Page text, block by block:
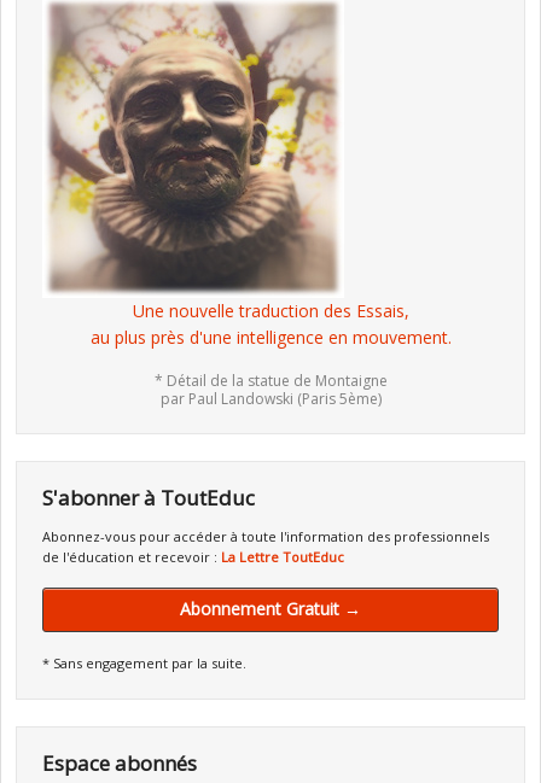
Une nouvelle traduction des Essais,
au plus près d'une intelligence en mouvement.
* Détail de la statue de Montaigne
par Paul Landowski (Paris 5ème)
S'abonner à ToutEduc
Abonnez-vous pour accéder à toute l'information des professionnels
de l'éducation et recevoir : La Lettre ToutEduc
Abonnement Gratuit →
* Sans engagement par la suite.
Espace abonnés